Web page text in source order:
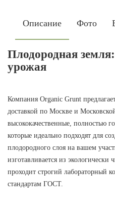
Описание Фото
Плодородная
урожая
Компания Organic Grunt
доставкой по Москве и
высококачественные, полностью
которые идеально подходят для
плодородного слоя на вашем
изготавливается из
проходит строгий лабораторный
стандартам ГОСТ.